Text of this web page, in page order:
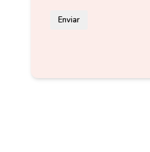
Enviar